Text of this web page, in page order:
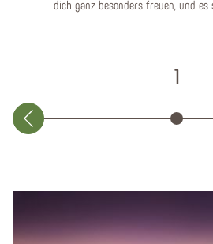
dich ganz besonders freuen, und
1